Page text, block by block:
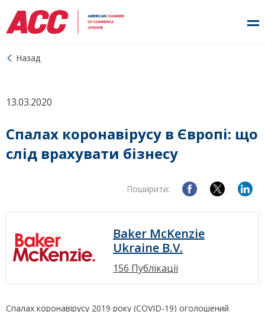
Назад
13.03.2020
Спалах коронавірусу в Європі: що
слід врахувати бізнесу
Поширити:
Baker McKenzie
Ukraine B.V.
156 Публікації
Спалах коронавірусу 2019 року (COVID-19) оголошений